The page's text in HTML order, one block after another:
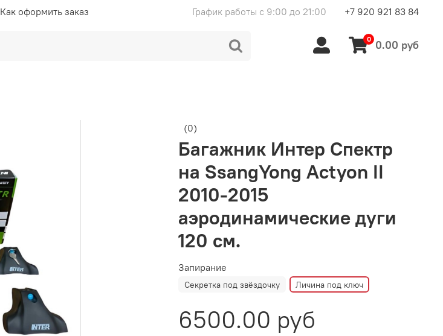
Как оформить заказ График работы с 9:00 до 21:00 +7 920 921 83 84
0 0.00 руб
(0)
Багажник Интер Спектр
на SsangYong Actyon II
2010-2015
аэродинамические дуги
120 см.
Запирание
Секретка под звёздочку Личина под ключ
6500.00 руб